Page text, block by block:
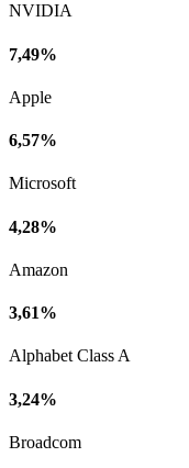
NVIDIA
7,49%
Apple
6,57%
Microsoft
4,28%
Amazon
3,61%
Alphabet Class A
3,24%
Broadcom